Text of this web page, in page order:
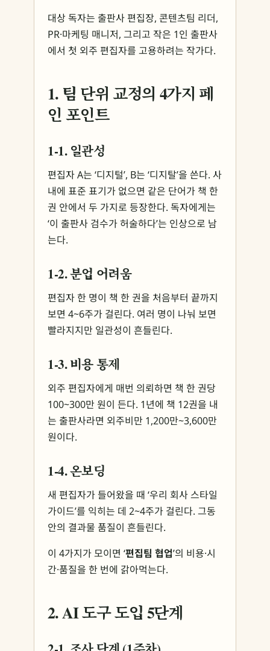
대상 독자는 출판사 편집장, 콘텐츠팀 리더,
PR·마케팅 매니저, 그리고 작은 1인 출판사
에서 첫 외주 편집자를 고용하려는 작가다.
1. 팀 단위 교정의 4가지 페
인 포인트
1-1. 일관성
편집자 A는 ‘디지털’, B는 ‘디지탈’을 쓴다. 사
내에 표준 표기가 없으면 같은 단어가 책 한
권 안에서 두 가지로 등장한다. 독자에게는
‘이 출판사 검수가 허술하다’는 인상으로 남
는다.
1-2. 분업 어려움
편집자 한 명이 책 한 권을 처음부터 끝까지
보면 4~6주가 걸린다. 여러 명이 나눠 보면
빨라지지만 일관성이 흔들린다.
1-3. 비용 통제
외주 편집자에게 매번 의뢰하면 책 한 권당
100~300만 원이 든다. 1년에 책 12권을 내
는 출판사라면 외주비만 1,200만~3,600만
원이다.
1-4. 온보딩
새 편집자가 들어왔을 때 ‘우리 회사 스타일
가이드’를 익히는 데 2~4주가 걸린다. 그동
안의 결과물 품질이 흔들린다.
이 4가지가 모이면 ‘편집팀 협업’의 비용·시
간·품질을 한 번에 갉아먹는다.
2. AI 도구 도입 5단계